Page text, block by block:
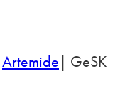
Artemide| GeSK